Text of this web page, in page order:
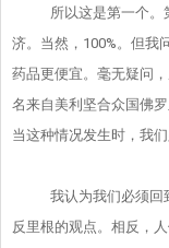
所以这是第一个
济。当然，100%。但我
药品更便宜。 毫无疑问
名来自美利坚合众国佛
当这种情况发生时， 我
我认为我们必须回
反里根的观点。相反，